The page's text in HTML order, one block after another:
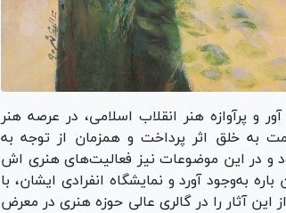
و پرآوازه هنر انقلاب اسلامی، در عرصه هنر
به خلق اثر پرداخت و همزمان از توجه به
و در این موضوعات نیز فعالیت‌های هنری اش
به‌وجود آورد و نمایشگاه انفرادی ایشان، با
برگزار شده در ۱۱ اردیبهشت ۱۴۰۲ بخشی از این آثار را در گالری عالی حوزه هنری در معرض